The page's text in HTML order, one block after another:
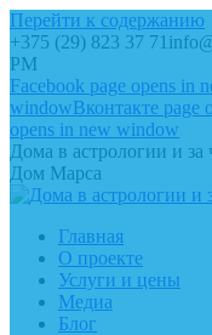
Перейти к содержанию
+375 (29) 823 37 71
PM
Facebook page opens in
windowВконтакте page
opens in new window
Дома в астрологии и за
Дом Марса
Главная
О проекте
Услуги и цены
Медиа
Блог